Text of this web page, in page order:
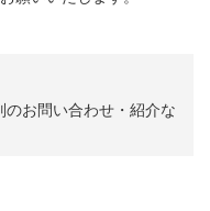
お問い合わせ・紹介な